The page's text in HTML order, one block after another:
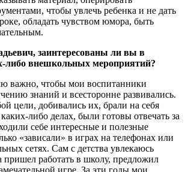
чтобы увлечь ребенка и не дать
обладать чувством юмора, быть
заинтересованы ли вы в
либо внешкольных мероприятий?
важно, чтобы мои воспитанники
знаний и всесторонне развивались.
цели, добивались их, брали на себя
либо делах, были готовы отвечать за
себе интересные и полезные
«зависали» в играх на телефонах или
сетях. Сам с детства увлекаюсь
пришел работать в школу, предложил
игре. За эти годы мои